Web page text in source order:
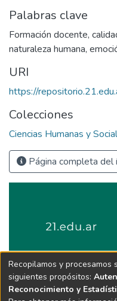
Palabras clave
Formación docente,
naturaleza humana,
URI
https://
Colecciones
Ciencias Humanas y
Página completa del
Recopilamos y
siguientes propósitos:
Reconocimiento y